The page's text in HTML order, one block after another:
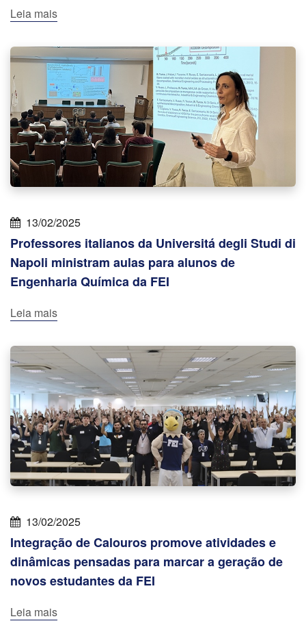
Leia mais
13/02/2025
Professores italianos da Universitá degli Studi di
Napoli ministram aulas para alunos de
Engenharia Química da FEI
Leia mais
13/02/2025
Integração de Calouros promove atividades e
dinâmicas pensadas para marcar a geração de
novos estudantes da FEI
Leia mais